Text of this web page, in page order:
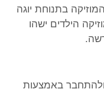
בתנוחת יוגה
הילדים ישהו
ולהתחבר באמצעות